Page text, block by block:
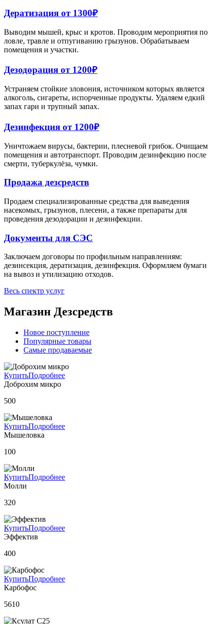
Дератизация от 1300₽
Выводим мышей, крыс и кротов. Проводим мероприятия по
ловле, травле и отпугиванию грызунов. Обрабатываем
помещения и участки.
Дезодорация от 1200₽
Устраняем стойкие зловония, источником которых является
алкоголь, сигареты, испорченные продукты. Удаляем едкий
запах гари и трупный запах.
Дезинфекция от 1200₽
Уничтожаем вирусы, бактерии, плесневой грибок. Очищаем
помещения и автотранспорт. Проводим дезинфекцию после
смерти, туберкулёза, чумки.
Продажа дезсредств
Продаем специализированные средства для выведения
насекомых, грызунов, плесени, а также препараты для
проведения дезодорации и дезинфекции.
Документы для СЭС
Заключаем договоры по профильным направлениям:
дезинсекция, дератизация, дезинфекция. Оформляем бумаги
на вывоз и утилизацию отходов.
Весь спектр услуг
Магазин Дезсредств
Новое поступление
Популярные товары
Самые продаваемые
КупитьПодробнее
Доброхим микро
500
КупитьПодробнее
Мышеловка
100
КупитьПодробнее
Молли
320
КупитьПодробнее
Эффектив
400
КупитьПодробнее
Карбофос
5610